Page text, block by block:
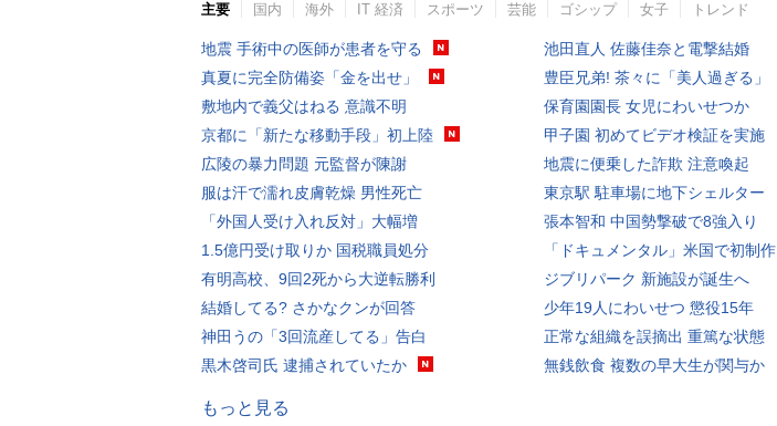
主要 国内 海外 IT 経済 スポーツ 芸能 ゴシップ 女子 トレンド
地震 手術中の医師が患者を守る
真夏に完全防備姿「金を出せ」
敷地内で義父はねる 意識不明
京都に「新たな移動手段」初上陸
広陵の暴力問題 元監督が陳謝
服は汗で濡れ皮膚乾燥 男性死亡
「外国人受け入れ反対」大幅増
1.5億円受け取りか 国税職員処分
有明高校、9回2死から大逆転勝利
結婚してる? さかなクンが回答
神田うの「3回流産してる」告白
黒木啓司氏 逮捕されていたか
池田直人 佐藤佳奈と電撃結婚
豊臣兄弟! 茶々に「美人過ぎる」
保育園園長 女児にわいせつか
甲子園 初めてビデオ検証を実施
地震に便乗した詐欺 注意喚起
東京駅 駐車場に地下シェルター
張本智和 中国勢撃破で8強入り
「ドキュメンタル」米国で初制作
ジブリパーク 新施設が誕生へ
少年19人にわいせつ 懲役15年
正常な組織を誤摘出 重篤な状態
無銭飲食 複数の早大生が関与か
もっと見る